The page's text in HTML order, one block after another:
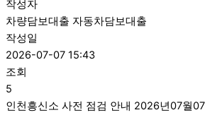
작성자
차량담보대출 자동차담보대출
작성일
2026-07-07 15:43
조회
5
인천흥신소 사전 점검 안내 2026년07월